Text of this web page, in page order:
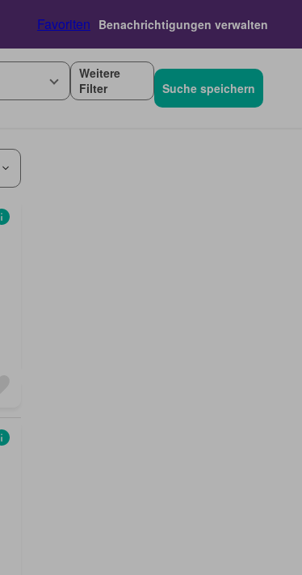
Favoriten Benachrichtigungen verwalten
Weitere
Filter
Suche speichern